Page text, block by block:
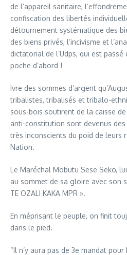
de l’appareil sanitaire,
confiscation des libertés
détournement systématique des
des biens privés, l’incivisme et
dictatorial de l’Udps, qui est passé
poche d’abord !
Ivre des sommes d’argent
tribalistes, tribalisés et tribalo-
sous-bois soutirent de la caisse de
anti-constitution sont devenus
très inconscients du poid de leurs
Nation.
Le Maréchal Mobutu Sese Seko,
au sommet de sa gloire avec son
TE OZALI KAKA MPR ».
En méprisant le peuple, on finit
dans le pied.
“Il n’y aura pas de 3e mandat pour